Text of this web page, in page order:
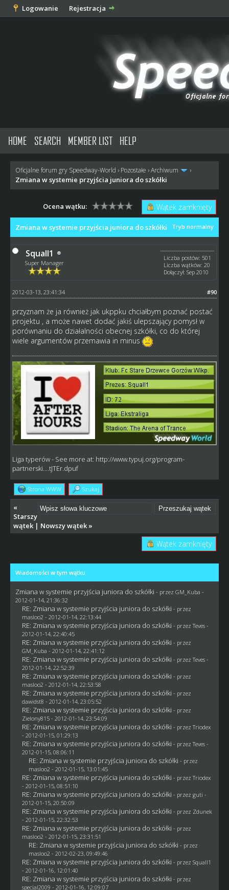
Logowanie Rejestracja
HOME SEARCH MEMBER LIST HELP
Oficjalne forum gry Speedway-World › Pozostałe ›Archiwum ›
Zmiana w systemie przyjścia juniora do szkółki
Wątek zamknięty
Ocena wątku:
Tryb normalny
Zmiana w systemie przyjścia juniora do szkółki
Squall1
Super Manager
Liczba postów: 501
Liczba wątków: 20
Dołączył: Sep 2010
#90
2012-03-13, 23:41:34
przyznam że ja również jak ukppku chciałbym poznać postać
projektu , a może nawet dodać jakiś ulepszający pomysł w
porównaniu do działalności obecnej szkółki, co do której
wiele argumentów przemawia in minus
Liga typerów- See more at: http://www.typuj.org/program-
partnerski....tJTEr.dpuf
Strona WWW Szukaj
«
Starszy
wątek| Nowszy wątek»
Wątek zamknięty
Wiadomości w tym wątku
Zmiana w systemie przyjścia juniora do szkółki - przez GM_Kuba -
2012-01-14, 21:36:32
RE: Zmiana w systemie przyjścia juniora do szkółki - przez
masloo2 - 2012-01-14, 22:13:44
RE: Zmiana w systemie przyjścia juniora do szkółki - przezTeves-
2012-01-14, 22:40:45
RE: Zmiana w systemie przyjścia juniora do szkółki - przez
GM_Kuba - 2012-01-14, 22:41:12
RE: Zmiana w systemie przyjścia juniora do szkółki - przezTeves-
2012-01-14, 22:52:39
RE: Zmiana w systemie przyjścia juniora do szkółki - przez
masloo2 - 2012-01-14, 22:53:58
RE: Zmiana w systemie przyjścia juniora do szkółki - przez
dawidst8 - 2012-01-14, 23:05:52
RE: Zmiana w systemie przyjścia juniora do szkółki - przez
Zielony815- 2012-01-14, 23:54:09
RE: Zmiana w systemie przyjścia juniora do szkółki - przezTriodex
- 2012-01-15, 01:29:13
RE: Zmiana w systemie przyjścia juniora do szkółki - przezTeves-
2012-01-15, 08:06:11
RE: Zmiana w systemie przyjścia juniora do szkółki - przez
masloo2 - 2012-01-15, 13:01:45
RE: Zmiana w systemie przyjścia juniora do szkółki - przezTriodex
- 2012-01-15, 08:51:10
RE: Zmiana w systemie przyjścia juniora do szkółki - przez guti -
2012-01-15, 20:50:09
RE: Zmiana w systemie przyjścia juniora do szkółki - przez Zdunek
- 2012-01-15, 22:32:53
RE: Zmiana w systemie przyjścia juniora do szkółki - przez
masloo2 - 2012-01-15, 23:31:51
RE: Zmiana w systemie przyjścia juniora do szkółki - przez
masloo2 - 2012-02-23, 09:49:46
RE: Zmiana w systemie przyjścia juniora do szkółki - przez Squall1
- 2012-01-16, 12:01:40
RE: Zmiana w systemie przyjścia juniora do szkółki - przez
specjal2009 - 2012-01-16, 12:09:07